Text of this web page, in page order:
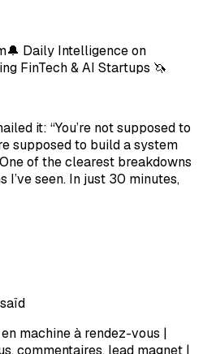
Daily Intelligence on
FinTech & AI Startups 🦄
it: “You’re not supposed to
supposed to build a system
of the clearest breakdowns
I’ve seen. In just 30 minutes,
machine à rendez-vous |
commentaires, lead magnet |